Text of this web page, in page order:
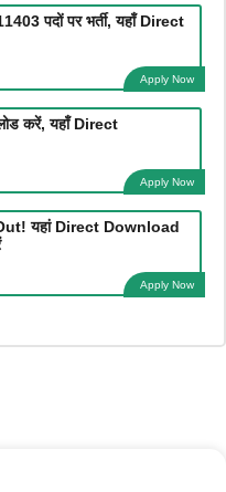
पदों पर भर्ती, यहाँ Direct
Apply Now
करें, यहाँ Direct
Apply Now
यहां Direct Download
Apply Now